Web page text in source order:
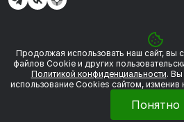
© 2026 «УЭСК-ТЕХНОЛОГИИ»
Политика обработки
Сделано в
Продолжая использовать наш сайт, вы
файлов Сookie и других
Политикой конфиденциальности. Вы
использование Cookies сайтом, изменив
Понятно